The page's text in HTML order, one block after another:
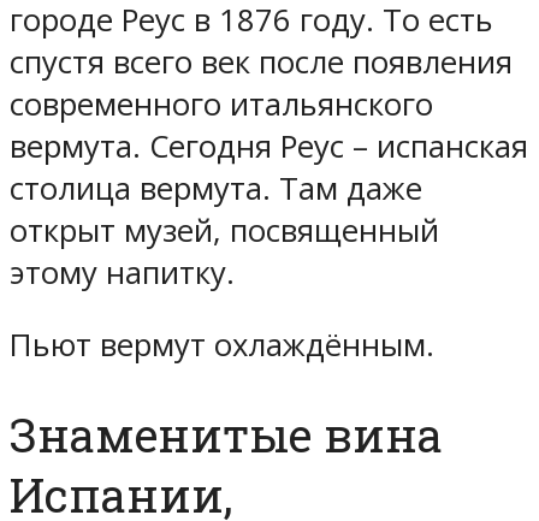
городе Реус в 1876 году. То есть
спустя всего век после появления
современного итальянского
вермута. Сегодня Реус – испанская
столица вермута. Там даже
открыт музей, посвященный
этому напитку.
Пьют вермут охлаждённым.
Знаменитые вина
Испании,